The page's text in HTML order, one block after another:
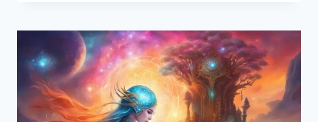
DE
IA
PARA
AUMENTAR
A
RECEITA